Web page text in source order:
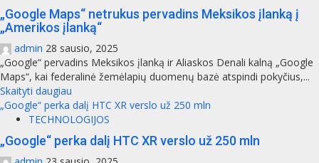
„Google Maps“ netrukus pervadins Meksikos įlanką į
„Amerikos įlanką“
admin 28 sausio, 2025
„Google“ pervadins Meksikos įlanką ir Aliaskos Denali kalną „Google
Maps“, kai federalinė žemėlapių duomenų bazė atspindi pokyčius,...
Skaityti daugiau
„Google“ perka dalį HTC XR verslo už 250 mln
TECHNOLOGIJOS
„Google“ perka dalį HTC XR verslo už 250 mln